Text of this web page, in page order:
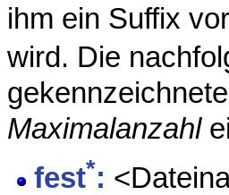
ihm ein Suffix
wird. Die
Maximalanzahl
fest*: